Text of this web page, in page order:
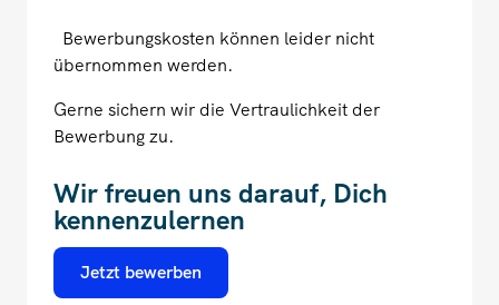
Bewerbungskosten können leider nicht
übernommen werden.
Gerne sichern wir die Vertraulichkeit der
Bewerbung zu.
Wir freuen uns darauf, Dich
kennenzulernen
Jetzt bewerben